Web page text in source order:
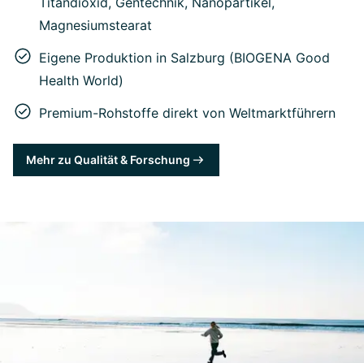
Magnesiumstearat
Eigene Produktion in Salzburg (BIOGENA Good
Health World)
Premium-Rohstoffe direkt von Weltmarktführern
Mehr zu Qualität & Forschung